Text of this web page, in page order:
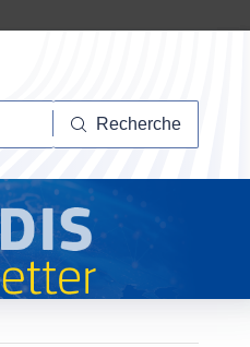
Recherche